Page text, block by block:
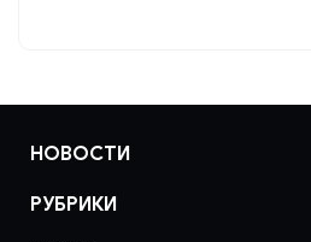
НОВОСТИ
РУБРИКИ